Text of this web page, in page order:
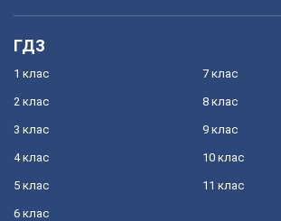
ГДЗ
1 клас
2 клас
3 клас
4 клас
5 клас
6 клас
7 клас
8 клас
9 клас
10 клас
11 клас